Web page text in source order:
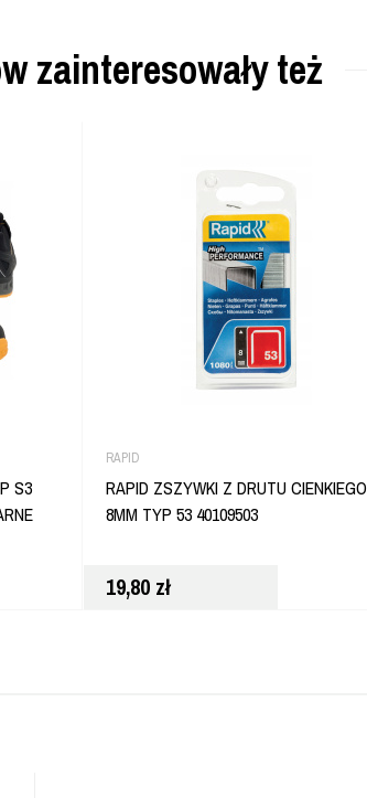
zainteresowały też
S3
RAPID
RAPID ZSZYWKI Z DRUTU CIENKIEGO
8MM TYP 53 40109503
19,80 zł